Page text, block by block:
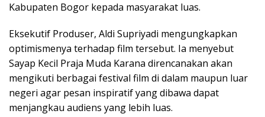
Kabupaten Bogor kepada masyarakat luas.
Eksekutif Produser, Aldi Supriyadi mengungkapkan
optimismenya terhadap film tersebut. Ia menyebut
Sayap Kecil Praja Muda Karana direncanakan akan
mengikuti berbagai festival film di dalam maupun luar
negeri agar pesan inspiratif yang dibawa dapat
menjangkau audiens yang lebih luas.